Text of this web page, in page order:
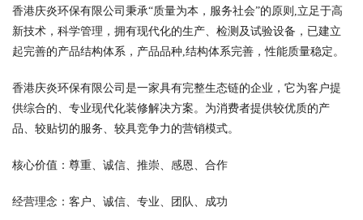
香港庆炎环保有限公司秉承“质量为本，服务社会”的原则,立足于高
新技术，科学管理，拥有现代化的生产、检测及试验设备，已建立
起完善的产品结构体系，产品品种,结构体系完善，性能质量稳定。
香港庆炎环保有限公司是一家具有完整生态链的企业，它为客户提
供综合的、专业现代化装修解决方案。为消费者提供较优质的产
品、较贴切的服务、较具竞争力的营销模式。
核心价值：尊重、诚信、推崇、感恩、合作
经营理念：客户、诚信、专业、团队、成功